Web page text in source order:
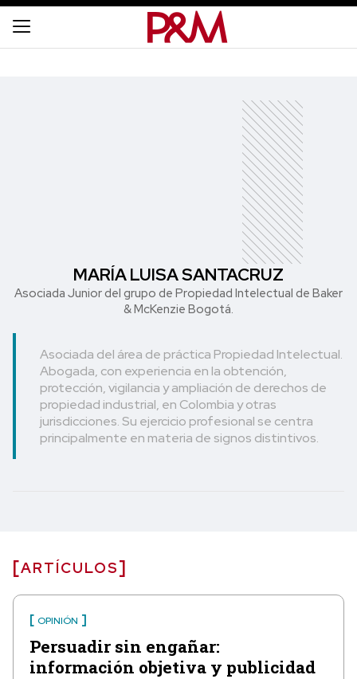
MARÍA LUISA SANTACRUZ
Asociada Junior del grupo de Propiedad Intelectual de Baker
& McKenzie Bogotá.
Asociada del área de práctica Propiedad Intelectual.
Abogada, con experiencia en la obtención,
protección, vigilancia y ampliación de derechos de
propiedad industrial, en Colombia y otras
jurisdicciones. Su ejercicio profesional se centra
principalmente en materia de signos distintivos.
ARTÍCULOS
OPINIÓN
Persuadir sin engañar:
información objetiva y publicidad